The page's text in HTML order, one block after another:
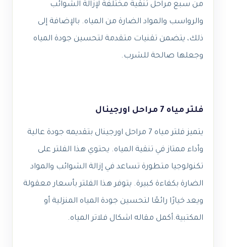
من سبع مراحل تنقية مختلفة لإزالة الشوائب
والرواسب والمواد الضارة من المياه. بالإضافة إلى
ذلك، يتضمن تقنيات متقدمة لتحسين جودة المياه
وجعلها صالحة للشرب.
فلتر مياه 7 مراحل اورجينال
يتميز فلتر مياه 7 مراحل اورجينال بتقديمه جودة عالية
وأداء ممتاز في تنقية المياه. يحتوي هذا الفلتر على
تكنولوجيا متطورة تساعد في إزالة الشوائب والمواد
الضارة بكفاءة كبيرة. يتوفر هذا الفلتر بأسعار معقولة
ويعد خيارًا رائعًا لتحسين جودة المياه المنزلية أو
المكتبية.أكمل مقاله اشكال فلاتر المياه.